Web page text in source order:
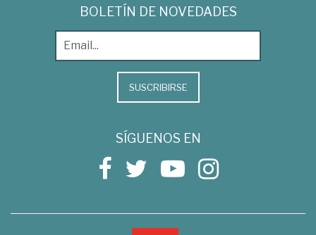
BOLETÍN DE NOVEDADES
SUSCRIBIRSE
SÍGUENOS EN